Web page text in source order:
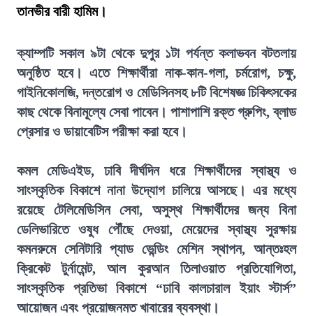
তানভীর বারী হামিম।
ক্যাম্পটি সকাল ৯টা থেকে দুপুর ১টা পর্যন্ত কলাভবন বটতলায়
অনুষ্ঠিত হবে। এতে শিক্ষার্থীরা নাক-কান-গলা, চর্মরোগ, চক্ষু,
গাইনিকোলজি, দন্তরোগ ও মেডিসিনসহ ৮টি বিশেষজ্ঞ চিকিৎসকের
কাছ থেকে বিনামূল্যে সেবা পাবেন। পাশাপাশি রক্ত গ্রুপিং, ব্লাড
প্রেসার ও ডায়াবেটিস পরীক্ষা করা হবে।
কমল মেডিএইড, ঢাবি দীর্ঘদিন ধরে শিক্ষার্থীদের স্বাস্থ্য ও
সাংস্কৃতিক বিকাশে নানা উদ্যোগ চালিয়ে আসছে। এর মধ্যে
রয়েছে টেলিমেডিসিন সেবা, অসুস্থ শিক্ষার্থীদের জন্য বিনা
ডেলিভারিতে ওষুধ পৌঁছে দেওয়া, মেয়েদের স্বাস্থ্য সুরক্ষায়
কমনরুমে সেনিটারি প্যাড ভেন্ডিং মেশিন স্থাপন, আন্তঃহল
ক্রিকেট টুর্নামেন্ট, আল কুরআন তিলাওয়াত প্রতিযোগিতা,
সাংস্কৃতিক প্রতিভা বিকাশে “ঢাবি কালচারাল ইয়াং স্টার্স”
আয়োজন এবং প্রয়োজনমত খাবারের ব্যবস্থা।